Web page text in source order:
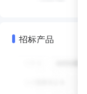
招标产品